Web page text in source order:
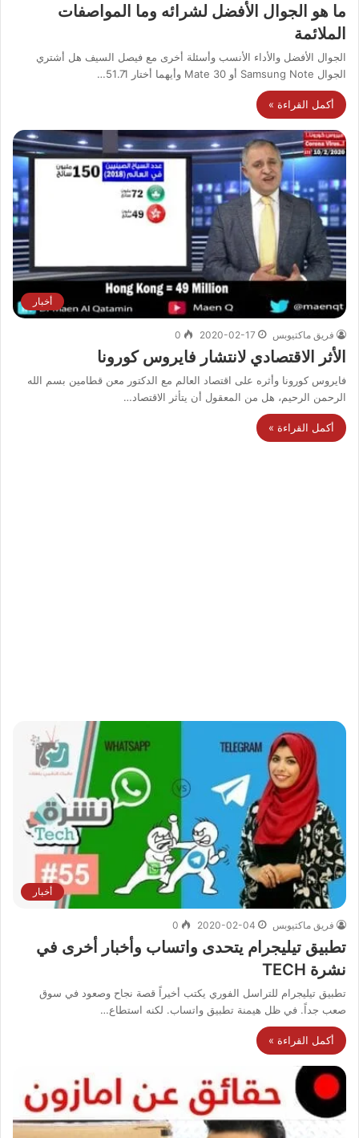
ما هو الجوال الأفضل لشرائه وما المواصفات
الملائمة
الجوال الأفضل والأداء الأنسب وأسئلة أخرى مع فيصل السيف هل أشتري
الجوال Samsung Note أو Mate 30 وأيهما أختار 51.71…
أكمل القراءة »
أخبار
فريق ماكتيوبس 2020-02-17
0
الأثر الاقتصادي لانتشار فايروس كورونا
فايروس كورونا وأثره على اقتصاد العالم مع الدكتور معن قطامين بسم الله
الرحمن الرحيم، هل من المعقول أن يتأثر الاقتصاد…
أكمل القراءة »
أخبار
فريق ماكتيوبس 2020-02-04
0
تطبيق تيليجرام يتحدى واتساب وأخبار أخرى في
نشرة TECH
تطبيق تيليجرام للتراسل الفوري يكتب أخيراً قصة نجاح وصعود في سوق
صعب جداً. في ظل هيمنة تطبيق واتساب. لكنه استطاع…
أكمل القراءة »